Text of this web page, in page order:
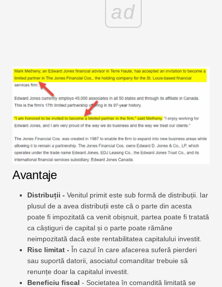
ad
Avantaje
Distribuții - Venitul primit este sub formă de distribuții. Iar
plusul de a avea distribuții este că o parte din acesta
poate fi impozitată ca venit obișnuit, partea poate fi tratată
ca câștiguri de capital și o parte poate rămâne
neimpozitată dacă este rentabilitatea capitalului investit.
Risc limitat - În cazul în care afacerea suferă pierderi
sau suportă datorii, asociatul comanditar trebuie să
renunțe doar la capitalul investit.
Beneficiu fiscal - Societatea în comandită limitată se